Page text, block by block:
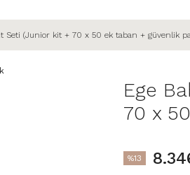
Seti (Junior kit + 70 x 50 ek taban + güvenlik
Ege
70 x
%13